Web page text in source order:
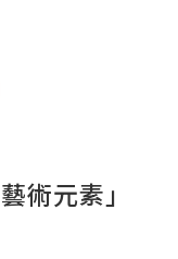
術元素」